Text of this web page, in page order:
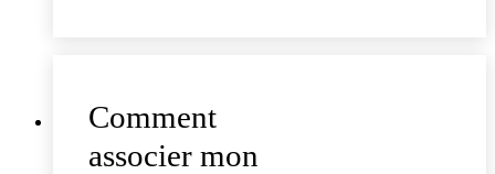
Comment
associer mon